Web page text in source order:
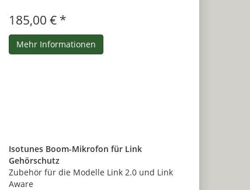
185,00 € *
Mehr Informationen
Isotunes Boom-Mikrofon für Link
Gehörschutz
Zubehör für die Modelle Link 2.0 und Link
Aware